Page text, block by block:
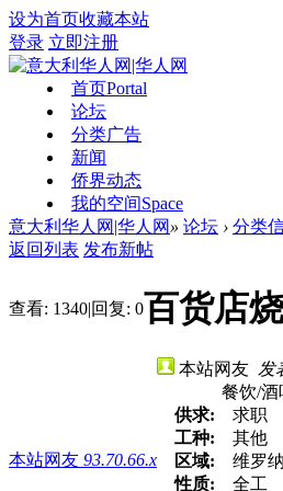
设为首页收藏本站
登录 立即注册
首页Portal
论坛
分类广告
新闻
侨界动态
我的空间Space
意大利华人网|华人网 » 论坛 › 分类
返回列表 发布新帖
查看: 1340|回复: 0百货店
本站网友 93.70.66.x
本站网友 发
餐饮/酒
供求:
求职
工种:
其他
区域:
维罗
性质:
全工